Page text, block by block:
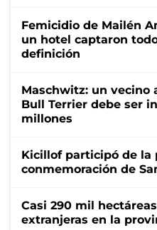
Femicidio de Mailén
un hotel captaron
definición
Maschwitz: un vecino
Bull Terrier debe ser
millones
Kicillof participó de la
conmemoración de
Casi 290 mil
extranjeras en la